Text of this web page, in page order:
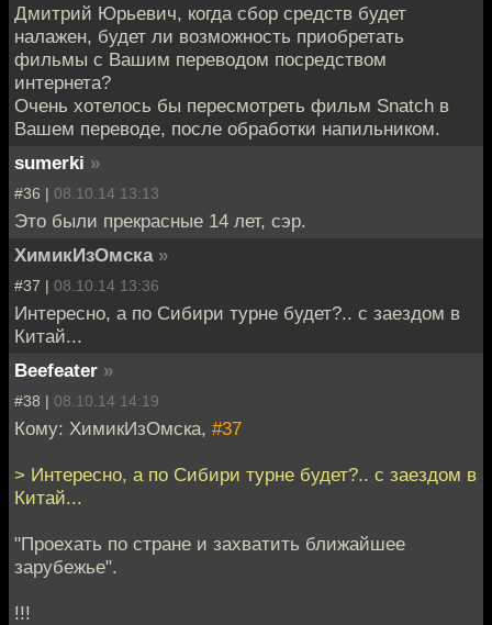
Дмитрий Юрьевич, когда сбор средств будет
налажен, будет ли возможность приобретать
фильмы с Вашим переводом посредством
интернета?
Очень хотелось бы пересмотреть фильм Snatch в
Вашем переводе, после обработки напильником.
sumerki »
#36 | 08.10.14 13:13
Это были прекрасные 14 лет, сэр.
ХимикИзОмска »
#37 | 08.10.14 13:36
Интересно, а по Сибири турне будет?.. с заездом в
Китай...
Beefeater »
#38 | 08.10.14 14:19
Кому: ХимикИзОмска, #37
> Интересно, а по Сибири турне будет?.. с заездом в
Китай...
"Проехать по стране и захватить ближайшее
зарубежье".
!!!